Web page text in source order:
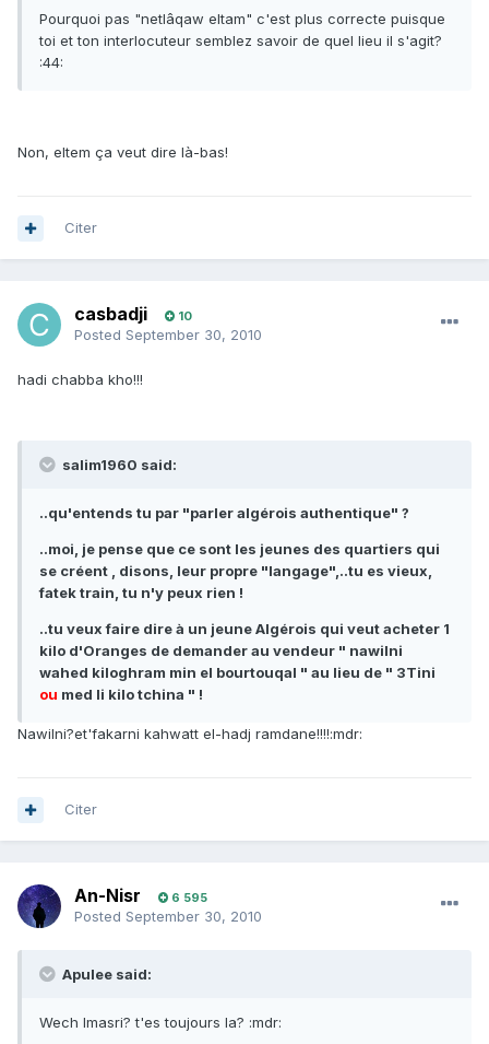
Pourquoi pas "netlâqaw eltam" c'est plus correcte puisque
toi et ton interlocuteur semblez savoir de quel lieu il s'agit?
:44:
Non, eltem ça veut dire là-bas!
Citer
casbadji 10
Posted September 30, 2010
hadi chabba kho!!!
salim1960 said:
..qu'entends tu par "parler algérois authentique" ?
..moi, je pense que ce sont les jeunes des quartiers qui
se créent , disons, leur propre "langage",..tu es vieux,
fatek train, tu n'y peux rien !
..tu veux faire dire à un jeune Algérois qui veut acheter 1
kilo d'Oranges de demander au vendeur " nawilni
wahed kiloghram min el bourtouqal " au lieu de " 3Tini
ou med li kilo tchina " !
Nawilni?et'fakarni kahwatt el-hadj ramdane!!!!:mdr:
Citer
An-Nisr 6 595
Posted September 30, 2010
Apulee said:
Wech lmasri? t'es toujours la? :mdr: